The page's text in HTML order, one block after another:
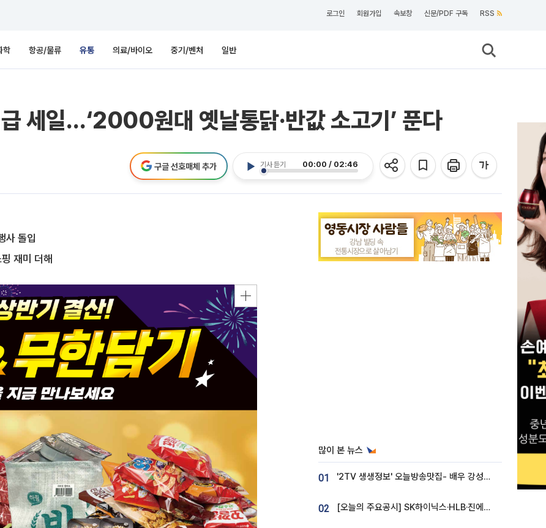
로그인 회원가입 속보창 신문/PDF 구독 RSS
학 항공/물류 유통 의료/바이오 중기/벤처 일반
급 세일…‘2000원대 옛날통닭·반값 소고기’ 푼다
기사 듣기 00:00 / 02:46
구글 선호매체 추가
사 돌입
재미 더해
많이 본 뉴스
01 '2TV 생생정보' 오늘방송맛집- 배우 강성진 단골! 쌀국수ㆍ푸팟퐁 커리 맛집 '블○○○'
02 [오늘의 주요공시] SK하이닉스·HLB·진에어·포스코홀딩스·네이버·대우건설 등